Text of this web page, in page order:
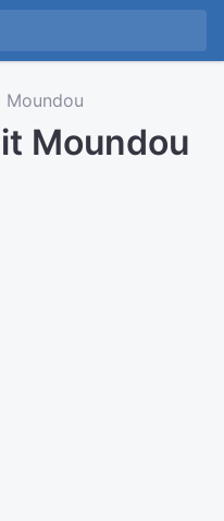
Moundou
Moundou